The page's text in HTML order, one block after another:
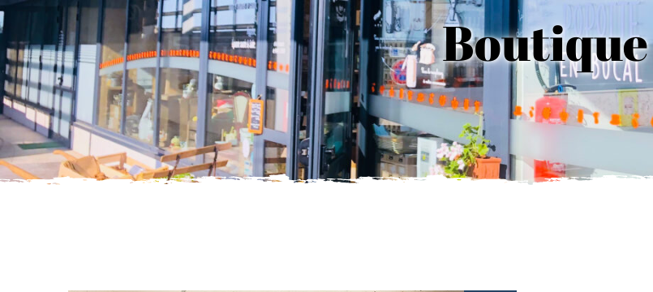
Boulangerie
Boissons
Cave à vins – Bières – Apérotime
Céréales – Graines – Fruits secs
Conserves
Cosmétiques
Crèmerie – Charcutaille
ON JOUE… ON S’DETEND !!
Conserves
Cosmétiques
Crèmerie – Charcutaille
Epices et condiments
Farines
Fruits et légumes (Paniers)
Gourmandises sucrées
Hygiène
Boutique